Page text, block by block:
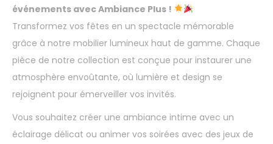
événements avec Ambiance Plus !
Transformez vos fêtes en un spectacle mémorable
grâce à notre mobilier lumineux haut de gamme. Chaque
pièce de notre collection est conçue pour instaurer une
atmosphère envoûtante, où lumière et design se
rejoignent pour émerveiller vos invités.
Vous souhaitez créer une ambiance intime avec un
éclairage délicat ou animer vos soirées avec des jeux de